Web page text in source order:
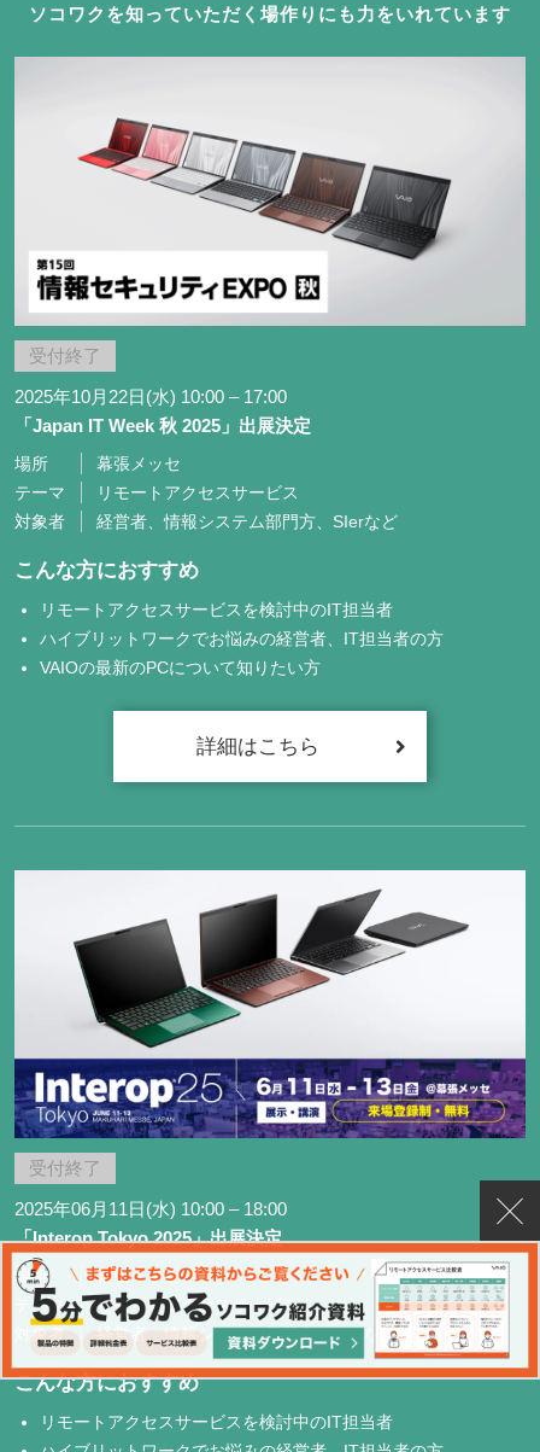
ソコワクを知っていただく場作りにも力をいれています
受付終了
2025年10月22日(水) 10:00 – 17:00
「Japan IT Week 秋 2025」出展決定
場所
幕張メッセ
テーマ
リモートアクセスサービス
対象者
経営者、情報システム部門方、SIerなど
こんな方におすすめ
リモートアクセスサービスを検討中のIT担当者
ハイブリットワークでお悩みの経営者、IT担当者の方
VAIOの最新のPCについて知りたい方
詳細はこちら
受付終了
2025年06月11日(水) 10:00 – 18:00
「Interop Tokyo 2025」出展決定
場所
幕張メッセ
テーマ
リモートアクセスサービス
対象者
経営者、情報システム部門方、SIerなど
こんな方におすすめ
リモートアクセスサービスを検討中のIT担当者